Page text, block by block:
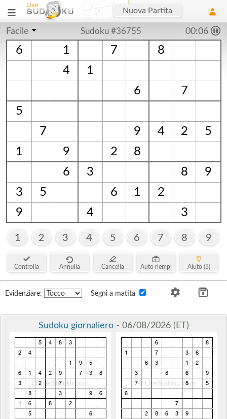
Nuova Partita
Facile Sudoku #36755 00:06
6 1 7
8
4
1
6
7
5
7
9 4 2
5
1
9 2
8
6
3 8
9
3
5 6 1
2
9
4 3
1 2 3 4 5 6 7 8 9
Controlla Annulla Cancella Auto riempi Aiuto (3)
Evidenziare: Segni a matita
Sudoku giornaliero- 06/08/2026 (ET)